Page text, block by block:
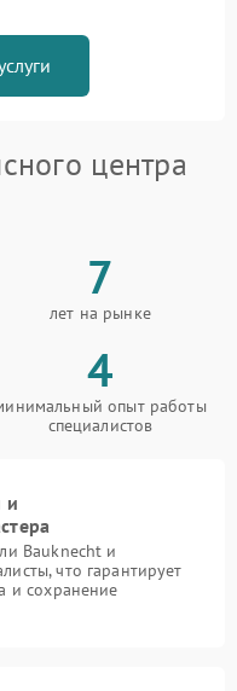
центра
7
лет на рынке
4
опыт работы
специалистов
и
Bauknecht и
что гарантирует
и сохранение